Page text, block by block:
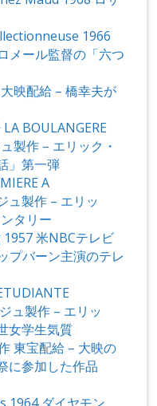
1966
メール監督の「六つ
映配給 – 橋幸夫が
BOULANGERE
製作 – エリック・
」第一弾
A
ュ製作 – エリッ
タリー
米NBCテレビ
プバーン主演のテレ
ュ製作 – エリッ
女学生気質
東宝配給 – 大映の
に参加した作品